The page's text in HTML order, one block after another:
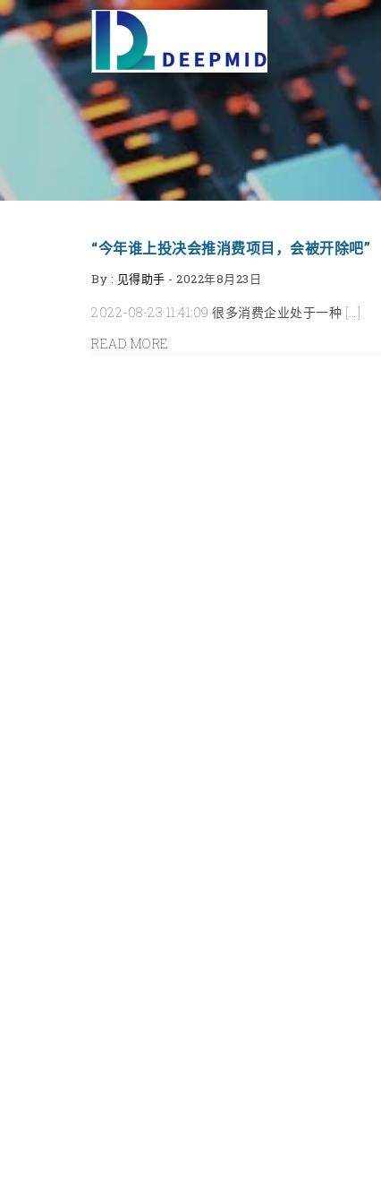
“今年谁上投决会推消费项目，会被开除吧”
By : 见得助手 - 2022年8月23日
2022-08-23 11:41:09 很多消费企业处于一种 […]
READ MORE